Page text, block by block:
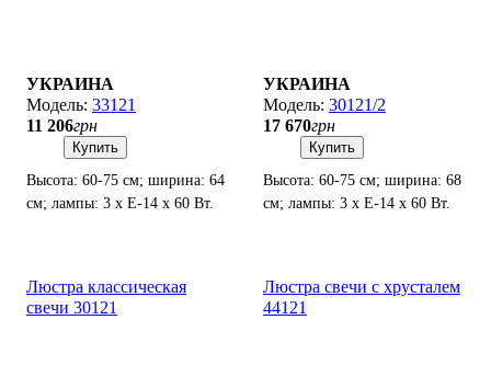
УКРАИНА
33121
11 206грн
Купить
Высота: 60-75 см; ширина: 64
см; лампы: 3 х Е-14 х 60 Вт.
УКРАИНА
30121/2
17 670грн
Купить
Высота: 60-75 см; ширина: 68
см; лампы: 3 х Е-14 х 60 Вт.
Люстра классическая
свечи 30121
Люстра свечи с хрусталем
44121